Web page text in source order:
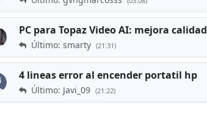
PC para Topaz Video AI: mejora
Último: smarty (21:31)
4 lineas error al encender portatil hp
Último: Javi_09 (21:22)